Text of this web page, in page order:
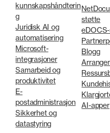
kunnskapshåndterin
g
Juridisk AI og
automatisering
Microsoft-
integrasjoner
Samarbeid og
produktivitet
E-
postadministrasjon
Sikkerhet og
datastyring
støtte
Blogg
AI-apper